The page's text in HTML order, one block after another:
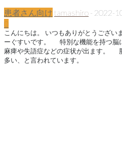
患者さん向け tamashiro - 2022-
0
こんにちは。 いつもありがとうござい
ーぐすいです。 特別な機能を持つ脳
麻痺や失語症などの症状が出ます。
多い、と言われています。